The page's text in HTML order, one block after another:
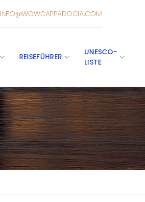
INFO@WOWCAPPADOCIA.COM
REISEFÜHRER
UNESCO-
LISTE